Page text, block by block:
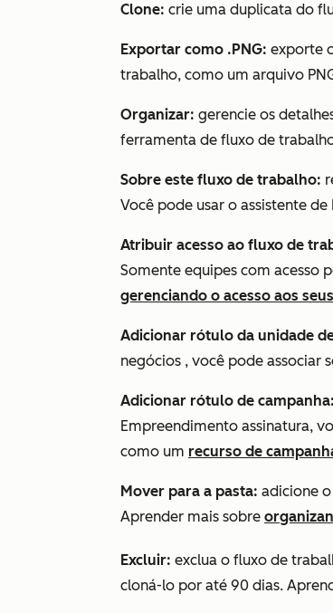
Clone: crie uma duplicata do
Exportar como .PNG: exporte
trabalho, como um arquivo
Organizar: gerencie os
ferramenta de fluxo de
Sobre este fluxo de trabalho:
Você pode usar o assistente
Atribuir acesso ao fluxo de
Somente equipes com acesso
gerenciando o acesso aos
Adicionar rótulo da unidade
negócios , você pode associar
Adicionar rótulo de campanha:
Empreendimento assinatura,
como um recurso de
Mover para a pasta: adicione
Aprender mais sobre
Excluir: exclua o fluxo de
cloná-lo por até 90 dias.